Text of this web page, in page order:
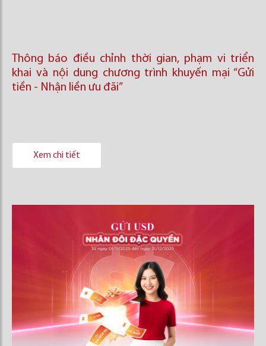
Thông báo điều chỉnh thời gian, phạm vi triển
khai và nội dung chương trình khuyến mại “Gửi
tiền - Nhận liền ưu đãi”
Xem chi tiết